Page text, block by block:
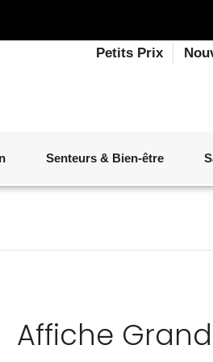
Petits Prix
OBJETS DÉCORATIFS
VAISSELLE
ÉLECTROMÉNAGER
Senteurs & Bien-être
SENTEURS D'INTÉRIEUR
Affiche